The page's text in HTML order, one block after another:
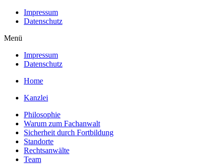
Impressum
Datenschutz
Menü
Impressum
Datenschutz
Home
Kanzlei
Philosophie
Warum zum Fachanwalt
Sicherheit durch Fortbildung
Standorte
Rechtsanwälte
Team